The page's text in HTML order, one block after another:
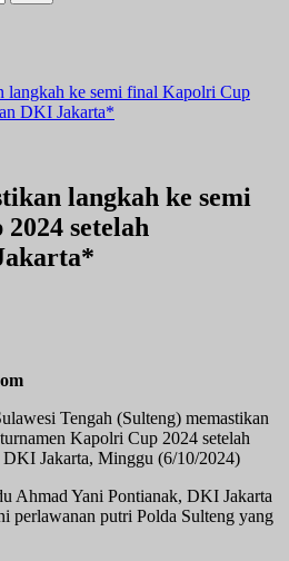
langkah ke semi final Kapolri Cup
DKI Jakarta*
langkah ke semi
setelah
Tengah (Sulteng) memastikan
Kapolri Cup 2024 setelah
DKI Jakarta, Minggu (6/10/2024)
Ahmad Yani Pontianak, DKI Jakarta
perlawanan putri Polda Sulteng yang